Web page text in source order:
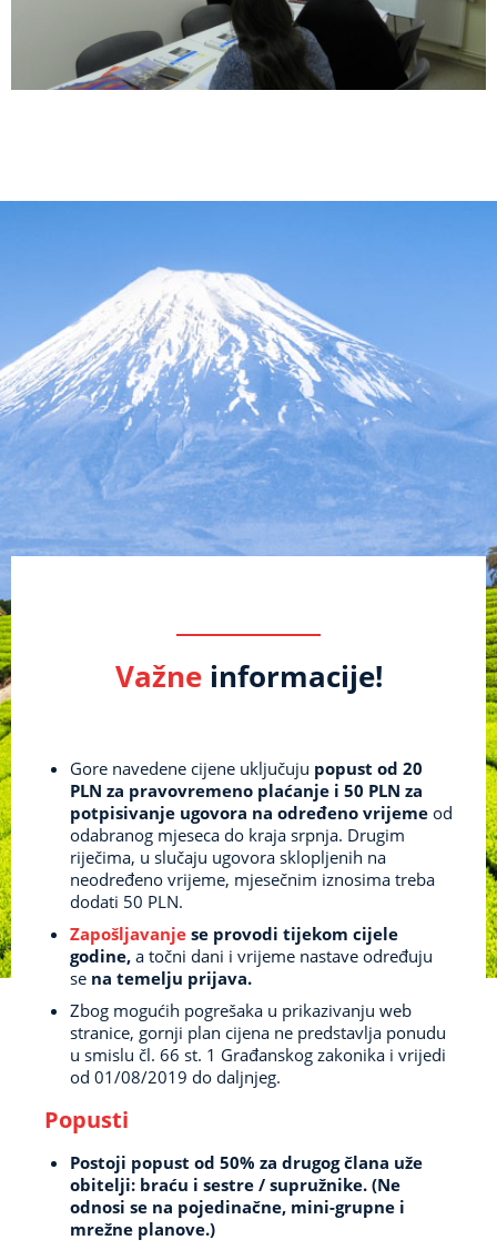
Važneinformacije!
Gore navedene cijene uključuju popust od 20
PLN za pravovremeno plaćanje i 50 PLN za
potpisivanje ugovora na određeno vrijemeod
odabranog mjeseca do kraja srpnja. Drugim
riječima, u slučaju ugovora sklopljenih na
neodređeno vrijeme, mjesečnim iznosima treba
dodati 50 PLN.
Zapošljavanjese provodi tijekom cijele
godine,a točni dani i vrijeme nastave određuju
se na temelju prijava.
Zbog mogućih pogrešaka u prikazivanju web
stranice, gornji plan cijena ne predstavlja ponudu
u smislu čl. 66 st. 1 Građanskog zakonika i vrijedi
od 01/08/2019 do daljnjeg.
Popusti
Postoji popust od 50% za drugog člana uže
obitelji: braću i sestre / supružnike. (Ne
odnosi se na pojedinačne, mini-grupne i
mrežne planove.)